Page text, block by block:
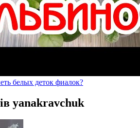
белых деток фиалок?
yanakravchuk